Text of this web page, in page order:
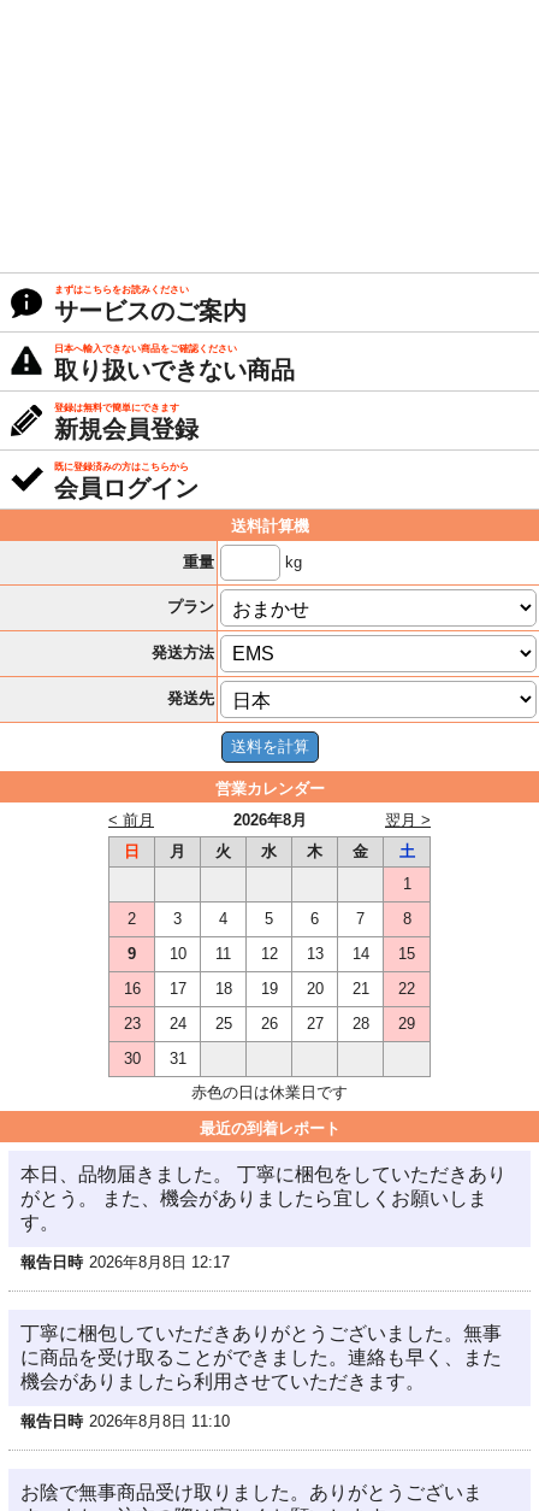
まずはこちらをお読みください
サービスのご案内
日本へ輸入できない商品をご確認ください
取り扱いできない商品
登録は無料で簡単にできます
新規会員登録
既に登録済みの方はこちらから
会員ログイン
送料計算機
重量
kg
プラン
発送方法
発送先
営業カレンダー
2026年8月
< 前月
翌月 >
日
月 火 水 木 金
土
1
2
3 4 5 6 7
8
9
10 11 12 13 14
15
16
17 18 19 20 21
22
23
24 25 26 27 28
29
30
31
赤色の日は休業日です
最近の到着レポート
本日、品物届きました。 丁寧に梱包をしていただきあり
がとう。 また、機会がありましたら宜しくお願いしま
す。
報告日時 2026年8月8日 12:17
丁寧に梱包していただきありがとうございました。無事
に商品を受け取ることができました。連絡も早く、また
機会がありましたら利用させていただきます。
報告日時 2026年8月8日 11:10
お陰で無事商品受け取りました。ありがとうございま